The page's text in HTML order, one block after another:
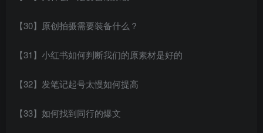
【30】原创拍摄需要装备什么？
【31】小红书如何判断我们的原素材是好的
【32】发笔记起号太慢如何提高
【33】如何找到同行的爆文